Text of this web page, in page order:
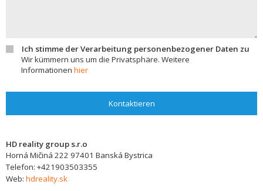
Ich stimme der Verarbeitung personenbezogener Daten zu
Wir kümmern uns um die Privatsphäre. Weitere
Informationen hier
Kontaktieren
HD reality group s.r.o
Horná Mičiná 222 97401 Banská Bystrica
Telefon: +421903503355
Web: hdreality.sk